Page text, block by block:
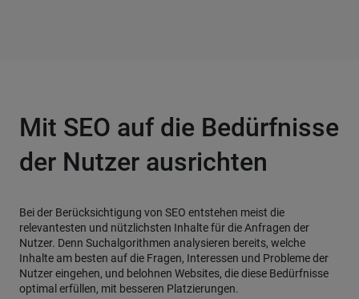
Mit SEO auf die Bedürfnisse
der Nutzer ausrichten
Bei der Berücksichtigung von SEO entstehen meist die
relevantesten und nützlichsten Inhalte für die Anfragen der
Nutzer. Denn Suchalgorithmen analysieren bereits, welche
Inhalte am besten auf die Fragen, Interessen und Probleme der
Nutzer eingehen, und belohnen Websites, die diese Bedürfnisse
optimal erfüllen, mit besseren Platzierungen.